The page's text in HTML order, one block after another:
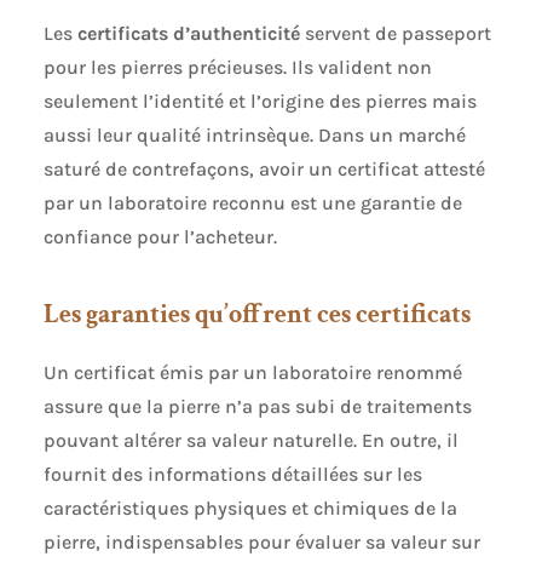
Les certificats d’authenticitéservent de passeport
pour les pierres précieuses. Ils valident non
seulement l’identité et l’origine des pierres mais
aussi leur qualité intrinsèque. Dans un marché
saturé de contrefaçons, avoir un certificat attesté
par un laboratoire reconnu est une garantie de
confiance pour l’acheteur.
Les garanties qu’offrent ces certificats
Un certificat émis par un laboratoire renommé
assure que la pierre n’a pas subi de traitements
pouvant altérer sa valeur naturelle. En outre, il
fournit des informations détaillées sur les
caractéristiques physiques et chimiques de la
pierre, indispensables pour évaluer sa valeur sur